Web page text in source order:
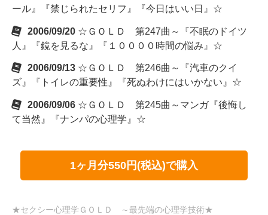
ール』『禁じられたセリフ』『今日はいい日』☆
2006/09/20 ☆ＧＯＬＤ 第247曲～『不眠のドイツ
人』『鏡を見るな』『１００００時間の悩み』☆
2006/09/13 ☆ＧＯＬＤ 第246曲～『汽車のクイ
ズ』『トイレの重要性』『死ぬわけにはいかない』☆
2006/09/06 ☆ＧＯＬＤ 第245曲～マンガ『後悔し
て当然』『ナンパの心理学』☆
1ヶ月分550円(税込)で購入
★セクシー心理学ＧＯＬＤ ～最先端の心理学技術★